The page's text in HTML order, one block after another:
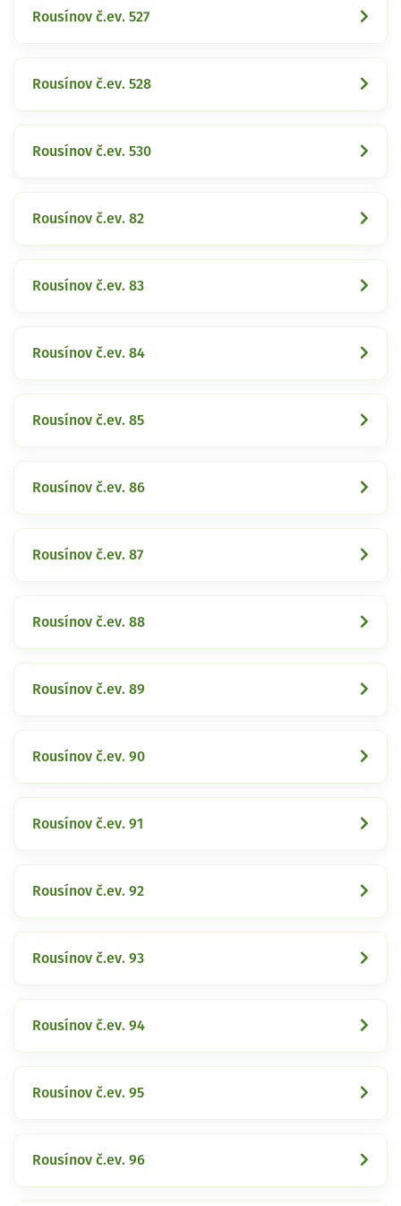
Rousínov č.ev. 527
Rousínov č.ev. 528
Rousínov č.ev. 530
Rousínov č.ev. 82
Rousínov č.ev. 83
Rousínov č.ev. 84
Rousínov č.ev. 85
Rousínov č.ev. 86
Rousínov č.ev. 87
Rousínov č.ev. 88
Rousínov č.ev. 89
Rousínov č.ev. 90
Rousínov č.ev. 91
Rousínov č.ev. 92
Rousínov č.ev. 93
Rousínov č.ev. 94
Rousínov č.ev. 95
Rousínov č.ev. 96